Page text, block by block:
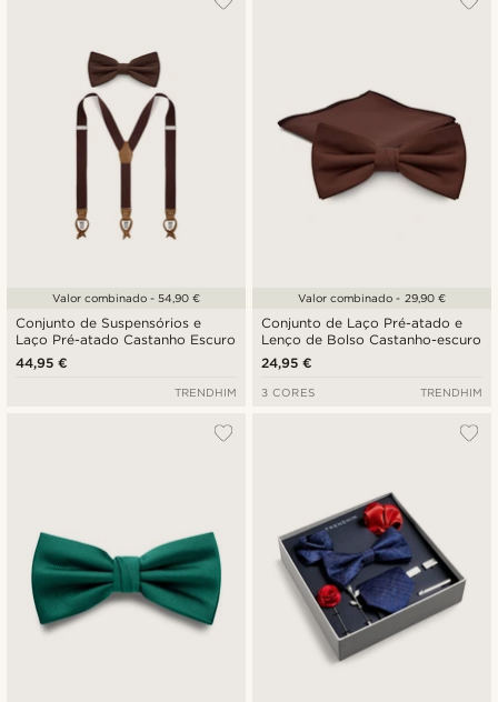
Conjunto de Suspensórios e
Laço Pré-atado Castanho Escuro
44,95 €
Valor combinado - 54,90 €
TRENDHIM
Conjunto de Laço Pré-atado e
Lenço de Bolso Castanho-escuro
24,95 €
Valor combinado - 29,90 €
3 CORES TRENDHIM